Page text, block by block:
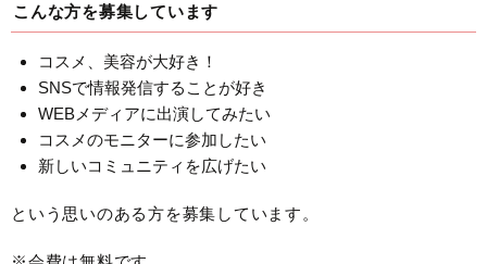
こんな方を募集しています
コスメ、美容が大好き！
SNSで情報発信することが好き
WEBメディアに出演してみたい
コスメのモニターに参加したい
新しいコミュニティを広げたい
という思いのある方を募集しています。